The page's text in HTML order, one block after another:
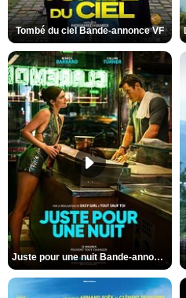
Tombé du ciel Bande-annonce VF
Juste pour une nuit Bande-annonce VO STFR